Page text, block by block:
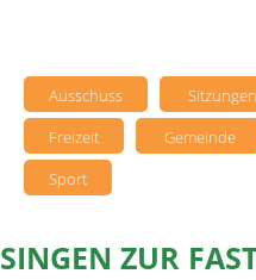
Ausschuss
Sitzungen
Freizeit
Gemeinde
Sport
SINGEN ZUR